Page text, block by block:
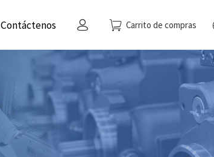
Contáctenos Carrito de compras